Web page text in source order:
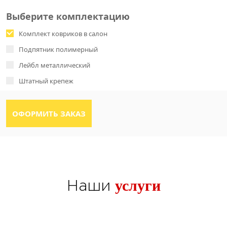
Выберите комплектацию
Комплект ковриков в салон
Подпятник полимерный
Лейбл металлический
Штатный крепеж
Наши услуги